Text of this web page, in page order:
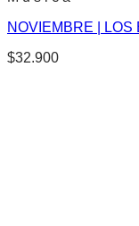
NOVIEMBRE |
$32.900